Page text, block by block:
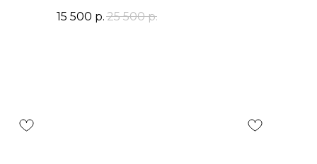
15 500 р. 25 500 р.